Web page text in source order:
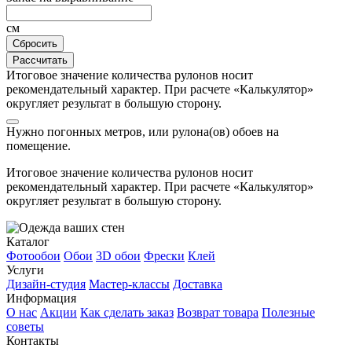
см
Сбросить
Рассчитать
Итоговое значение количества рулонов носит
рекомендательный характер. При расчете «Калькулятор»
округляет результат в большую сторону.
Нужно погонных метров, или рулона(ов) обоев на
помещение.
Итоговое значение количества рулонов носит
рекомендательный характер. При расчете «Калькулятор»
округляет результат в большую сторону.
Каталог
Фотообои Обои 3D обои Фрески Клей
Услуги
Дизайн-студия Мастер-классы Доставка
Информация
О нас Акции Как сделать заказ Возврат товара Полезные
советы
Контакты